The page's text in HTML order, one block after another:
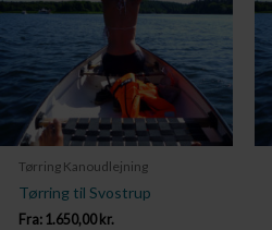
Tørring Kanoudlejning
Tørring til Svostrup
Fra: 1.650,00 kr.